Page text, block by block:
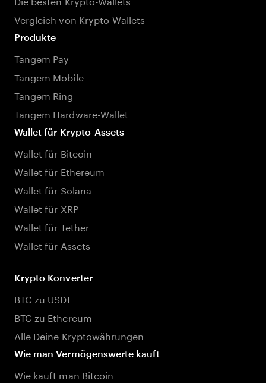
Vergleich von Krypto-Wallets
Produkte
Tangem Pay
Tangem Mobile
Tangem Ring
Tangem Hardware-Wallet
Wallet für Krypto-Assets
Wallet für Bitcoin
Wallet für Ethereum
Wallet für Solana
Wallet für XRP
Wallet für Tether
Wallet für Assets
Krypto Konverter
BTC zu USDT
BTC zu Ethereum
Alle Deine Kryptowährungen
Wie man Vermögenswerte kauft
Wie kauft man Bitcoin